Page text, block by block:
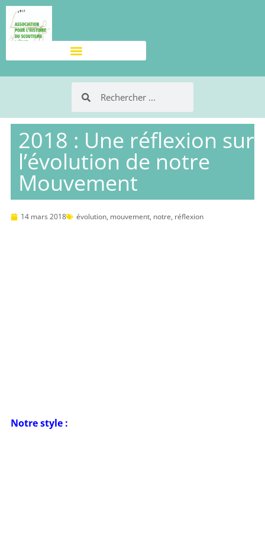
2018 : Une réflexion sur
l’évolution de notre
Mouvement
14 mars 2018 évolution, mouvement, notre, réflexion
Notre style :